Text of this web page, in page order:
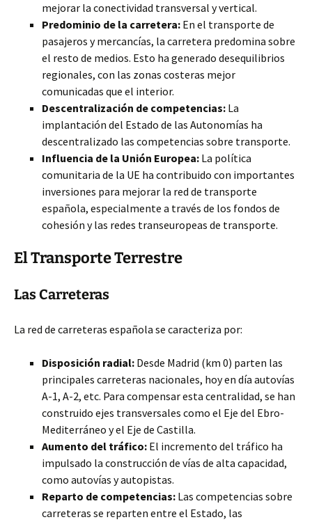
mejorar la conectividad transversal y vertical.
Predominio de la carretera: En el transporte de
pasajeros y mercancías, la carretera predomina sobre
el resto de medios. Esto ha generado desequilibrios
regionales, con las zonas costeras mejor
comunicadas que el interior.
Descentralización de competencias: La
implantación del Estado de las Autonomías ha
descentralizado las competencias sobre transporte.
Influencia de la Unión Europea: La política
comunitaria de la UE ha contribuido con importantes
inversiones para mejorar la red de transporte
española, especialmente a través de los fondos de
cohesión y las redes transeuropeas de transporte.
El Transporte Terrestre
Las Carreteras
La red de carreteras española se caracteriza por:
Disposición radial: Desde Madrid (km 0) parten las
principales carreteras nacionales, hoy en día autovías
A-1, A-2, etc. Para compensar esta centralidad, se han
construido ejes transversales como el Eje del Ebro-
Mediterráneo y el Eje de Castilla.
Aumento del tráfico: El incremento del tráfico ha
impulsado la construcción de vías de alta capacidad,
como autovías y autopistas.
Reparto de competencias: Las competencias sobre
carreteras se reparten entre el Estado, las